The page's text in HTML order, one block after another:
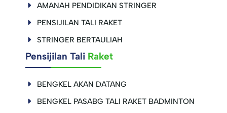
AMANAH PENDIDIKAN STRINGER
PENSIJILAN TALI RAKET
STRINGER BERTAULIAH
Pensijilan Tali Raket
BENGKEL AKAN DATANG
BENGKEL PASABG TALI RAKET BADMINTON